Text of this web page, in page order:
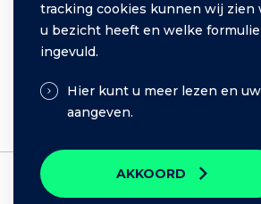
Development
Cookie instellingen
Copyright © 2026, developed by Marble
tracking cookies kunnen wij zien
u bezicht heeft en welke
ingevuld.
Hier kunt u meer lezen en
aangeven.
AKKOORD